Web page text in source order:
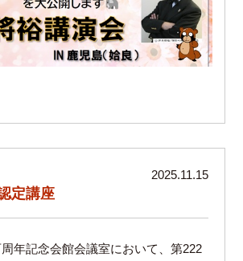
2025.11.15
定講座
年記念会館会議室において、第222